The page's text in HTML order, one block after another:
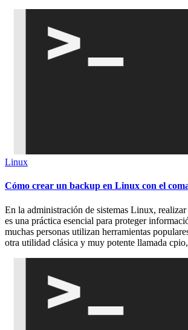
Linux
Cómo crear un backup en Linux con el
En la administración de sistemas Linux, realizar
es una práctica esencial para proteger
muchas personas utilizan herramientas
otra utilidad clásica y muy potente llamada cpio,